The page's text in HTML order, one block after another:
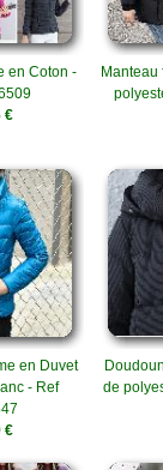
en Coton -
€
Manteau
en Duvet
- Ref
€
de